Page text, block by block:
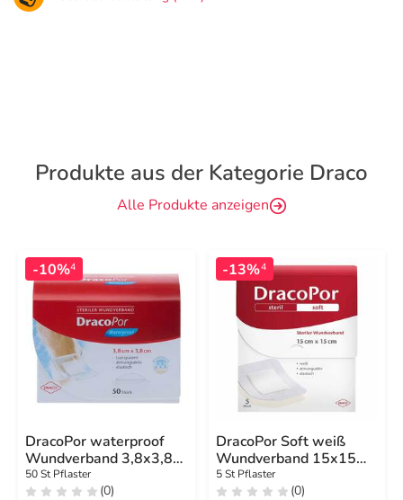
Produkte aus der Kategorie Draco
Alle Produkte anzeigen
-10%4
DracoPor waterproof
Wundverband 3,8x3,8
cm steril
50 St Pflaster
(0)
-13%4
DracoPor Soft weiß
Wundverband 15x15
cm steril
5 St Pflaster
(0)